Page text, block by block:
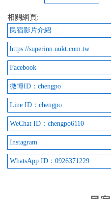
2024-11-16
剛好住隔壁民宿，但
信老闆對客人一定超級
已經入住第二次 所有
淨舒適 老闆人非常好
宿地點也不錯 去附近
相關網頁:
民宿影片介紹
https://superinn.uukt.com.tw
Facebook
微博ID：chengpo
Line ID：chengpo
WeChat ID：chengpo6110
Instagram
WhatsApp ID：0926371229